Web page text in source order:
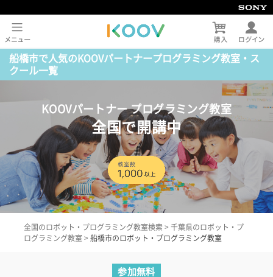
船橋市で人気のKOOVパートナープログラミング教室・ス
クール一覧
KOOVパートナー プログラミング教室
全国で開講中
全国のロボット・プログラミング教室検索 > 千葉県のロボット・プ
ログラミング教室 > 船橋市のロボット・プログラミング教室
参加無料